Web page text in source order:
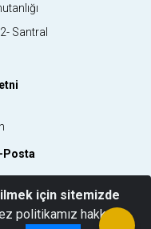
Santral
Posta
için sitemizde
politikamız hakkında